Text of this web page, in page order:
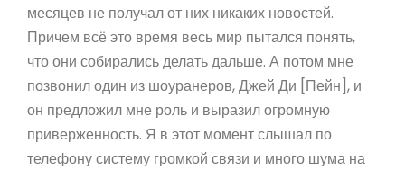
месяцев не получал от них никаких новостей.
Причем всё это время весь мир пытался понять,
что они собирались делать дальше. А потом мне
позвонил один из шоуранеров, Джей Ди [Пейн], и
он предложил мне роль и выразил огромную
приверженность. Я в этот момент слышал по
телефону систему громкой связи и много шума на